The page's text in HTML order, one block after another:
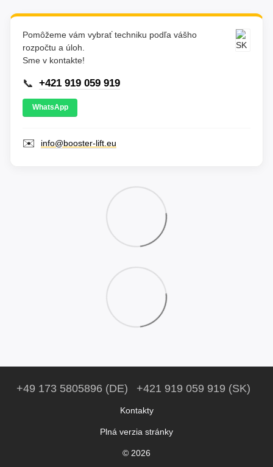
Pomôžeme vám vybrať techniku podľa vášho
rozpočtu a úloh.
Sme v kontakte!
📞 +421 919 059 919
WhatsApp
✉️ info@booster-lift.eu
+49 173 5805896 (DE) +421 919 059 919 (SK)
Kontakty
Plná verzia stránky
© 2026